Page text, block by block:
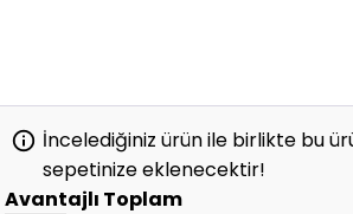
İncelediğiniz ürün ile birlikte bu
sepetinize eklenecektir!
Avantajlı Toplam